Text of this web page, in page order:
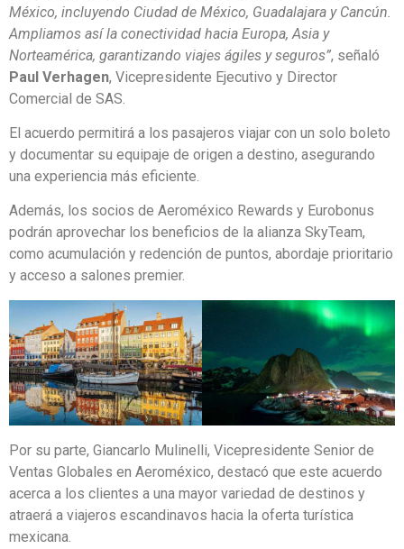
México, incluyendo Ciudad de México, Guadalajara y Cancún.
Ampliamos así la conectividad hacia Europa, Asia y
Norteamérica, garantizando viajes ágiles y seguros”, señaló
Paul Verhagen, Vicepresidente Ejecutivo y Director
Comercial de SAS.
El acuerdo permitirá a los pasajeros viajar con un solo boleto
y documentar su equipaje de origen a destino, asegurando
una experiencia más eficiente.
Además, los socios de Aeroméxico Rewards y Eurobonus
podrán aprovechar los beneficios de la alianza SkyTeam,
como acumulación y redención de puntos, abordaje prioritario
y acceso a salones premier.
Por su parte, Giancarlo Mulinelli, Vicepresidente Senior de
Ventas Globales en Aeroméxico, destacó que este acuerdo
acerca a los clientes a una mayor variedad de destinos y
atraerá a viajeros escandinavos hacia la oferta turística
mexicana.